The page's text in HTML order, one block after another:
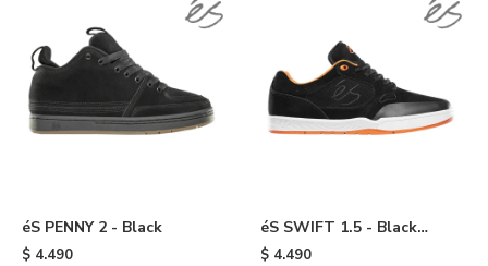
éS PENNY 2 - Black
$ 4.490
éS SWIFT 1.5 - Black
/white /orange
$ 4.490